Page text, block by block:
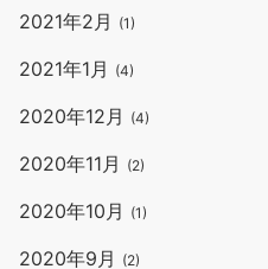
2021年2月 (1)
2021年1月 (4)
2020年12月 (4)
2020年11月 (2)
2020年10月 (1)
2020年9月 (2)